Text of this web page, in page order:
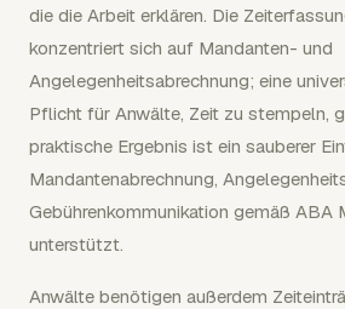
die die Arbeit erklären. Die
konzentriert sich auf Mandanten- und
Angelegenheitsabrechnung; eine
Pflicht für Anwälte, Zeit zu stempeln,
praktische Ergebnis ist ein sauberer
Mandantenabrechnung,
Gebührenkommunikation gemäß ABA
unterstützt.
Anwälte benötigen außerdem